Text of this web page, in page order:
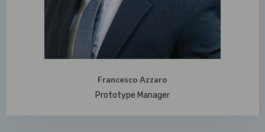
Francesco Azzaro
Prototype Manager